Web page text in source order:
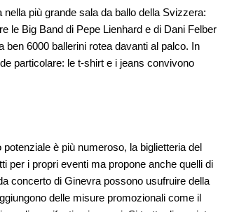
più grande sala da ballo della Svizzera:
le Big Band di Pepe Lienhard e di Dani Felber
6000 ballerini rotea davanti al palco. In
particolare: le t-shirt e i jeans convivono
è più numeroso, la biglietteria del
per i propri eventi ma propone anche quelli di
concerto di Ginevra possono usufruire della
delle misure promozionali come il